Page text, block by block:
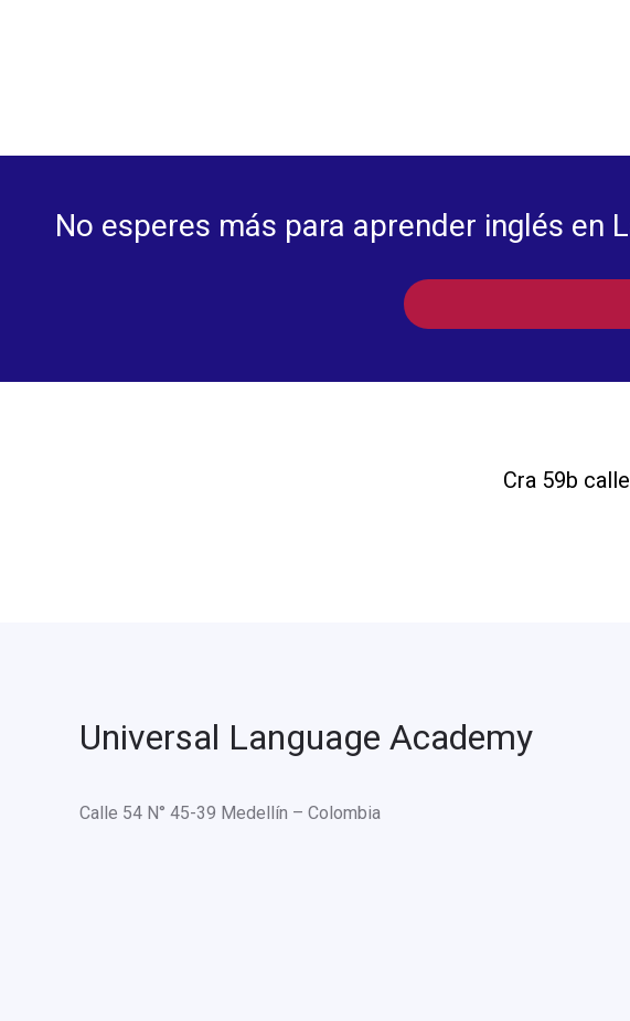
No esperes más para aprender inglés en
Cra 59b
Universal Language Academy
Calle 54 N° 45-39 Medellín – Colombia